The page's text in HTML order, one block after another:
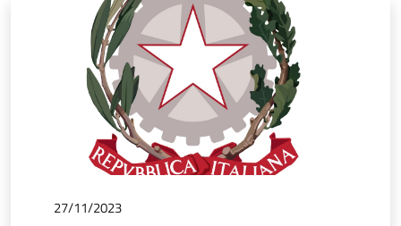
27/11/2023